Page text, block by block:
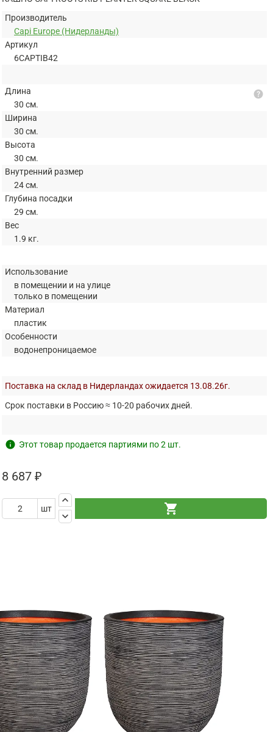
Производитель
Capi Europe (Нидерланды)
Артикул
6CAPTIB42
Длина
30 см.
Ширина
30 см.
Высота
30 см.
Внутренний размер
24 см.
Глубина посадки
29 см.
Вес
1.9 кг.
help
Использование
в помещении и на улице
только в помещении
Материал
пластик
Особенности
водонепроницаемое
Поставка на склад в Нидерландах ожидается 13.08.26г.
Срок поставки в Россию ≈ 10-20 рабочих дней.
info Этот товар продается партиями по 2 шт.
8 687 ₽
шт
keyboard_arrow_up
keyboard_arrow_down
shopping_cart